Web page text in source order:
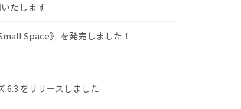
たします
Space》 を発売しました！
6.3 をリリースしました